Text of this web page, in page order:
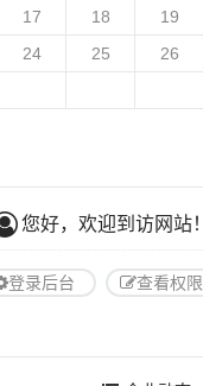
17 18 19
24 25 26
您好，欢迎到访网站！
登录后台 查看权限